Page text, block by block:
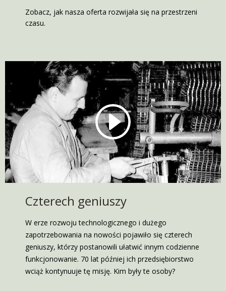
Zobacz, jak nasza oferta rozwijała się na przestrzeni
czasu.
Czterech geniuszy
W erze rozwoju technologicznego i dużego
zapotrzebowania na nowości pojawiło się czterech
geniuszy, którzy postanowili ułatwić innym codzienne
funkcjonowanie. 70 lat później ich przedsiębiorstwo
wciąż kontynuuje tę misję. Kim były te osoby?